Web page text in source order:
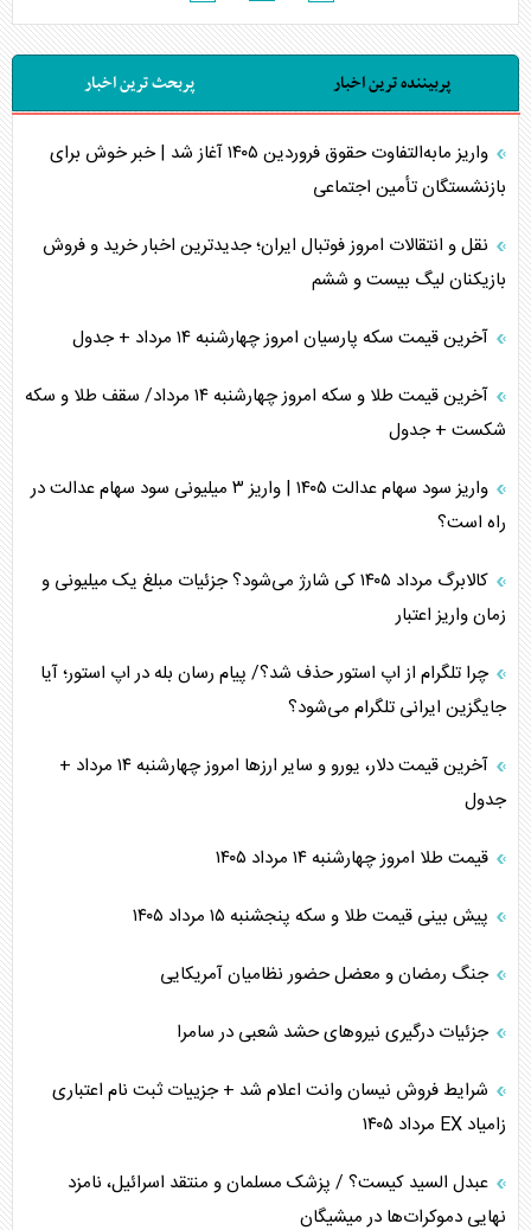
پربیننده ترین اخبار پربحث ترین اخبار
واریز مابه‌التفاوت حقوق فروردین ۱۴۰۵ آغاز شد | خبر خوش برای
بازنشستگان تأمین اجتماعی
نقل و انتقالات امروز فوتبال ایران؛ جدیدترین اخبار خرید و فروش
بازیکنان لیگ بیست و ششم
آخرین قیمت سکه پارسیان امروز چهارشنبه ۱۴ مرداد + جدول
آخرین قیمت طلا و سکه امروز چهارشنبه ۱۴ مرداد/ سقف طلا و سکه
شکست + جدول
واریز سود سهام عدالت ۱۴۰۵ | واریز ۳ میلیونی سود سهام عدالت در
راه است؟
کالابرگ مرداد ۱۴۰۵ کی شارژ می‌شود؟ جزئیات مبلغ یک میلیونی و
زمان واریز اعتبار
چرا تلگرام از اپ استور حذف شد؟/ پیام رسان بله در اپ استور؛ آیا
جایگزین ایرانی تلگرام می‌شود؟
آخرین قیمت دلار، یورو و سایر ارز‌ها امروز چهارشنبه ۱۴ مرداد +
جدول
قیمت طلا امروز چهارشنبه ۱۴ مرداد ۱۴۰۵
پیش بینی قیمت طلا و سکه پنجشنبه ۱۵ مرداد ۱۴۰۵
جنگ رمضان و معضل حضور نظامیان آمریکایی
جزئیات درگیری نیرو‌های حشد شعبی در سامرا
شرایط فروش نیسان وانت اعلام شد + جزییات ثبت نام اعتباری
زامیاد EX مرداد ۱۴۰۵
عبدل السید کیست؟ / پزشک مسلمان و منتقد اسرائیل، نامزد
نهایی دموکرات‌ها در میشیگان